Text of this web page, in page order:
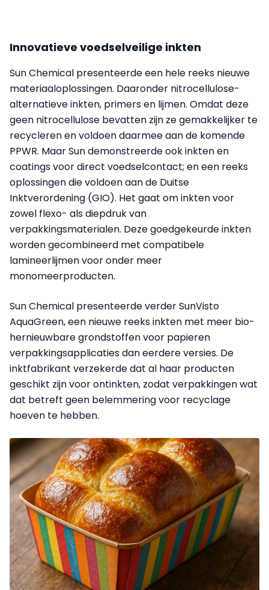
Innovatieve voedselveilige inkten
Sun Chemical presenteerde een hele reeks nieuwe
materiaaloplossingen. Daaronder nitrocellulose-
alternatieve inkten, primers en lijmen. Omdat deze
geen nitrocellulose bevatten zijn ze gemakkelijker te
recycleren en voldoen daarmee aan de komende
PPWR. Maar Sun demonstreerde ook inkten en
coatings voor direct voedselcontact; en een reeks
oplossingen die voldoen aan de Duitse
Inktverordening (GIO). Het gaat om inkten voor
zowel flexo- als diepdruk van
verpakkingsmaterialen. Deze goedgekeurde inkten
worden gecombineerd met compatibele
lamineerlijmen voor onder meer
monomeerproducten.
Sun Chemical presenteerde verder SunVisto
AquaGreen, een nieuwe reeks inkten met meer bio-
hernieuwbare grondstoffen voor papieren
verpakkingsapplicaties dan eerdere versies. De
inktfabrikant verzekerde dat al haar producten
geschikt zijn voor ontinkten, zodat verpakkingen wat
dat betreft geen belemmering voor recyclage
hoeven te hebben.